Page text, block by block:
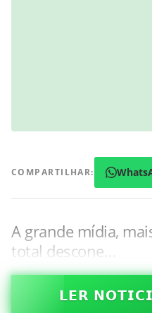
COMPARTILHAR:
A grande mídia,
total descone…
𝗟𝗘𝗥